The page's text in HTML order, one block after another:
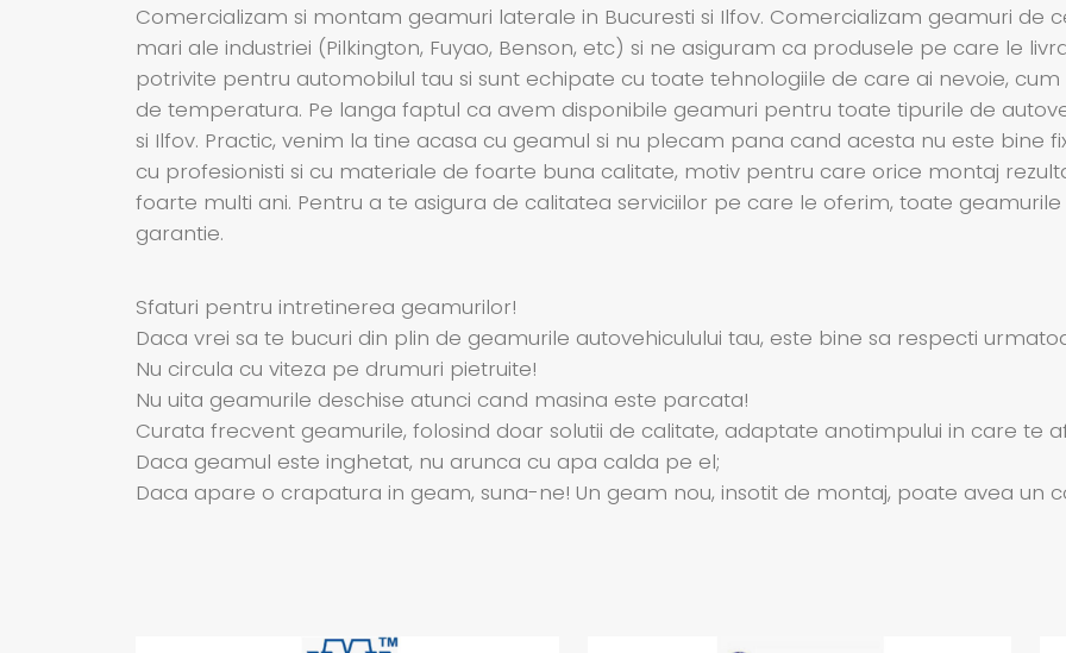
Comercializam si montam geamuri laterale in Bucuresti si Ilfov. Comercializam geamuri de
mari ale industriei (Pilkington, Fuyao, Benson, etc) si ne asiguram ca produsele pe care le
potrivite pentru automobilul tau si sunt echipate cu toate tehnologiile de care ai nevoie, cum
de temperatura. Pe langa faptul ca avem disponibile geamuri pentru toate tipurile de
si Ilfov. Practic, venim la tine acasa cu geamul si nu plecam pana cand acesta nu este bine
cu profesionisti si cu materiale de foarte buna calitate, motiv pentru care orice montaj
foarte multi ani. Pentru a te asigura de calitatea serviciilor pe care le oferim, toate
garantie.
Sfaturi pentru intretinerea geamurilor!
Daca vrei sa te bucuri din plin de geamurile autovehiculului tau, este bine sa respecti
Nu circula cu viteza pe drumuri pietruite!
Nu uita geamurile deschise atunci cand masina este parcata!
Curata frecvent geamurile, folosind doar solutii de calitate, adaptate anotimpului in care te
Daca geamul este inghetat, nu arunca cu apa calda pe el;
Daca apare o crapatura in geam, suna-ne! Un geam nou, insotit de montaj, poate avea un